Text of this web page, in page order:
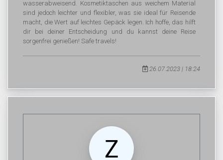
wasserabweisend. Kosmetiktaschen aus weichem Material
sind jedoch leichter und flexibler, was sie ideal für Reisende
macht, die Wert auf leichtes Gepäck legen. Ich hoffe, das hilft
dir bei deiner Entscheidung und du kannst deine Reise
sorgenfrei genießen! Safe travels!
26.07.2023 | 18:24